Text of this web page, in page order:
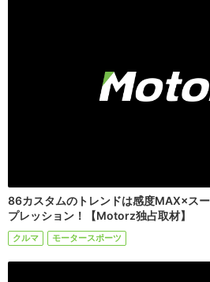
86カスタムのトレンドは感度MAX×ス
プレッション！【Motorz独占取材】
クルマ モータースポーツ